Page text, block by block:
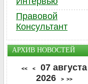
Правовой
Консультант
АРХИВ НОВОСТЕЙ
<< <
07 августа
2026
> >>